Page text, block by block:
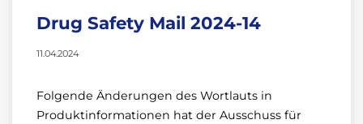
Drug Safety Mail 2024-14
11.04.2024
Folgende Änderungen des Wortlauts in
Produktinformationen hat der Ausschuss für